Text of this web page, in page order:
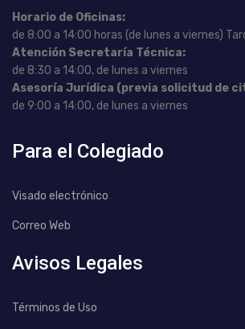
Horario de Oficinas:
de 8:00 a 14:00 horas (de lunes a viernes)
Atención Secretaría Técnica:
de 8:30 a 14:00, de lunes a viernes
Asesoría Jurídica (previa solicitud de
de 9:00 a 14:00, de lunes a viernes
Para el Colegiado
Visado electrónico
Correo Web
Avisos Legales
Términos de Uso